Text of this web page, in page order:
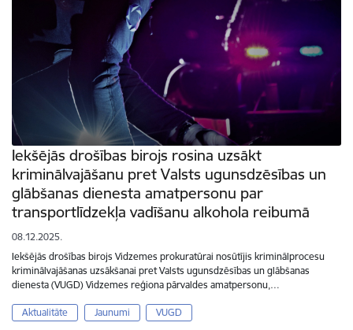
Iekšējās drošības birojs rosina uzsākt
kriminālvajāšanu pret Valsts ugunsdzēsības un
glābšanas dienesta amatpersonu par
transportlīdzekļa vadīšanu alkohola reibumā
08.12.2025.
Iekšējās drošības birojs Vidzemes prokuratūrai nosūtījis kriminālprocesu
kriminālvajāšanas uzsākšanai pret Valsts ugunsdzēsības un glābšanas
dienesta (VUGD) Vidzemes reģiona pārvaldes amatpersonu,…
Aktualitāte Jaunumi VUGD